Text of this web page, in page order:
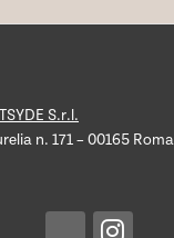
S.r.l.
n. 171 – 00165 Roma